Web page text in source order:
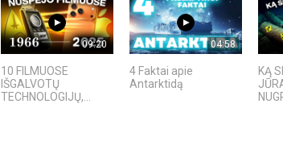
09:20
10 FILMUOSE
IŠGALVOTŲ
TECHNOLOGIJŲ,...
04:58
4 Faktai apie
Antarktidą
KĄ